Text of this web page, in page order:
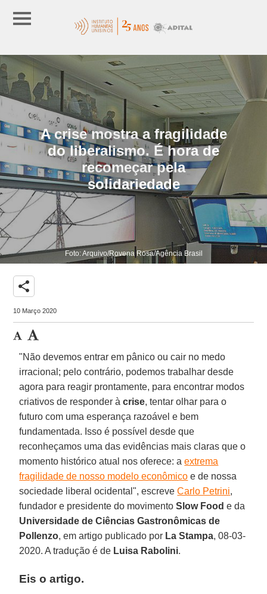
A crise mostra a fragilidade
do liberalismo. É hora de
recomeçar pela
solidariedade
Foto: Arquivo/Rovena Rosa/Agência Brasil
share
10 Março 2020
"Não devemos entrar em pânico ou cair no medo
irracional; pelo contrário, podemos trabalhar desde
agora para reagir prontamente, para encontrar modos
criativos de responder àcrise, tentar olhar para o
futuro com uma esperança razoável e bem
fundamentada. Isso é possível desde que
reconheçamos uma das evidências mais claras que o
momento histórico atual nos oferece: aextrema
fragilidade de nosso modelo econômico e de nossa
sociedade liberal ocidental", escreveCarlo Petrini,
fundador e presidente do movimentoSlow Food e da
Universidade de Ciências Gastronômicas de
Pollenzo, em artigo publicado por La Stampa, 08-03-
2020. A tradução é de Luisa Rabolini.
Eis o artigo.